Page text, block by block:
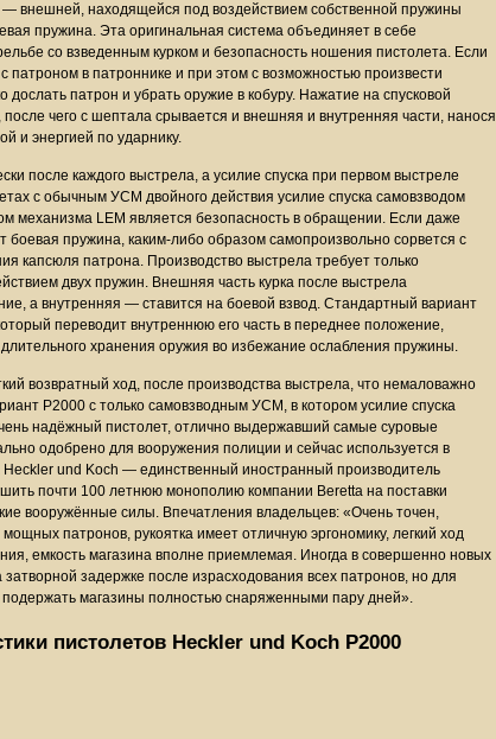
— внешней, находящейся под воздействием собственной пружины
пружина. Эта оригинальная система объединяет в себе
со взведенным курком и безопасность ношения пистолета. Если
патроном в патроннике и при этом с возможностью произвести
патрон и убрать оружие в кобуру. Нажатие на спусковой
чего с шептала срывается и внешняя и внутренняя части, нанося
и энергией по ударнику.
после каждого выстрела, а усилие спуска при первом выстреле
с обычным УСМ двойного действия усилие спуска самовзводом
механизма LEM является безопасность в обращении. Если даже
боевая пружина, каким-либо образом самопроизвольно сорвется с
капсюля патрона. Производство выстрела требует только
двух пружин. Внешняя часть курка после выстрела
а внутренняя — ставится на боевой взвод. Стандартный вариант
переводит внутреннюю его часть в переднее положение,
хранения оружия во избежание ослабления пружины.
возвратный ход, после производства выстрела, что немаловажно
P2000 с только самовзводным УСМ, в котором усилие спуска
надёжный пистолет, отлично выдержавший самые суровые
одобрено для вооружения полиции и сейчас используется в
Heckler und Koch — единственный иностранный производитель
почти 100 летнюю монополию компании Beretta на поставки
вооружённые силы. Впечатления владельцев: «Очень точен,
патронов, рукоятка имеет отличную эргономику, легкий ход
емкость магазина вполне приемлемая. Иногда в совершенно новых
задержке после израсходования всех патронов, но для
магазины полностью снаряженными пару дней».
пистолетов Heckler und Koch P2000